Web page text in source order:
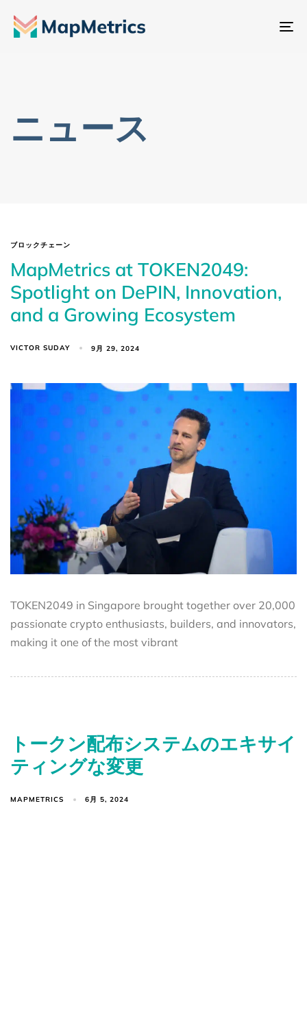
ナ
ニュース
ブロックチェーン
MapMetrics at TOKEN2049:
Spotlight on DePIN, Innovation,
and a Growing Ecosystem
VICTOR SUDAY 9月 29, 2024
TOKEN2049 in Singapore brought together over 20,000
passionate crypto enthusiasts, builders, and innovators,
making it one of the most vibrant
トークン配布システムのエキサイ
ティングな変更
MAPMETRICS 6月 5, 2024